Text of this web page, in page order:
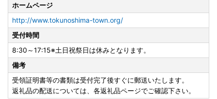
ホームページ
http://www.tokunoshima-town.org/
受付時間
8:30～17:15※土日祝祭日は休みとなります。
備考
受領証明書等の書類は受付完了後すぐに郵送いたします。
返礼品の配送については、各返礼品ページでご確認下さい。